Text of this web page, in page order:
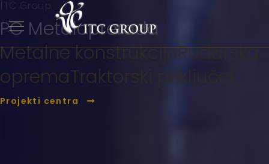
ITC Group
PC Metaloprerada
Metalne konstrukcijeRudarska
opremaTraktorski priključci
Projekti centra